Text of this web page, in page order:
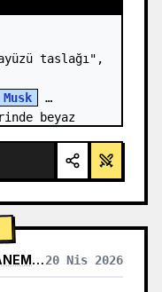
taslağı",
beyaz
20 Nis 2026